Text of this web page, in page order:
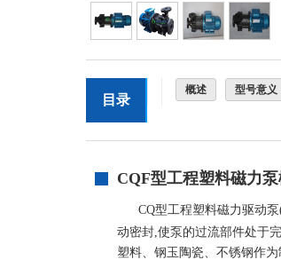
目录
概述 型号意义
CQF型工程塑料磁力
CQ型工程塑料磁力驱动泵
动密封,使泵的过流部件处于
塑料、钢玉陶瓷、不锈钢作